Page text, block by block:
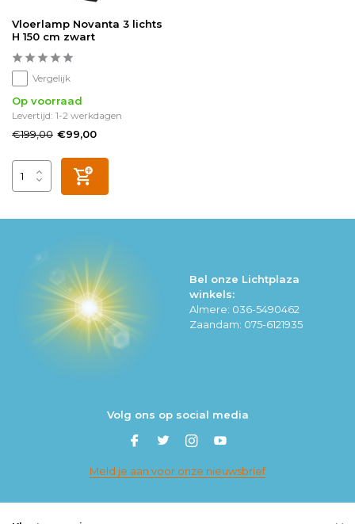
Vloerlamp Novanta 3 lichts
H 150 cm zwart
Vergelijk
Op voorraad
Levertijd: 1-2 werkdagen
€199,00 €99,00
Bel onze Lichtplaza
winkels:
Almere: 036-5490462
Zaandam: 075-6121935
Volg ons op social media
Meld je aan voor onze nieuwsbrief